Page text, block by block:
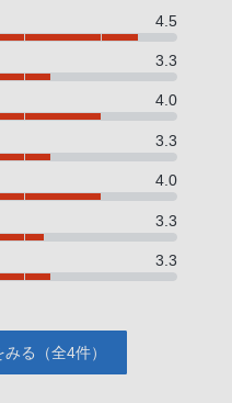
4.5
3.3
4.0
3.3
4.0
3.3
3.3
る（全4件）